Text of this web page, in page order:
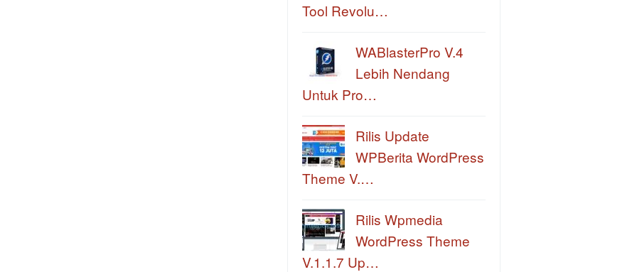
Tool Revolu…
WABlasterPro V.4
Lebih Nendang
Untuk Pro…
Rilis Update
WPBerita WordPress
Theme V.…
Rilis Wpmedia
WordPress Theme
V.1.1.7 Up…